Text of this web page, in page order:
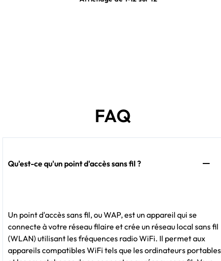
FAQ
Qu'est-ce qu'un point d'accès sans fil ?
Un point d'accès sans fil, ou WAP, est un appareil qui se
connecte à votre réseau filaire et crée un réseau local sans fil
(WLAN) utilisant les fréquences radio WiFi. Il permet aux
appareils compatibles WiFi tels que les ordinateurs portables